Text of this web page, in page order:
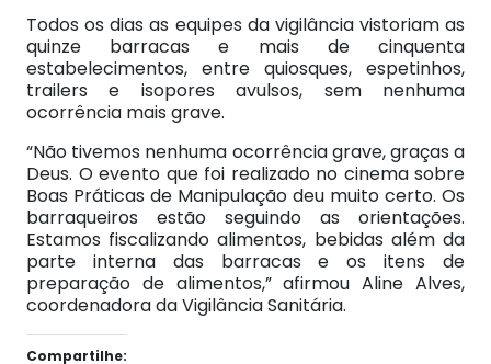
Todos os dias as equipes da vigilância vistoriam as
quinze barracas e mais de cinquenta
estabelecimentos, entre quiosques, espetinhos,
trailers e isopores avulsos, sem nenhuma
ocorrência mais grave.
“Não tivemos nenhuma ocorrência grave, graças a
Deus. O evento que foi realizado no cinema sobre
Boas Práticas de Manipulação deu muito certo. Os
barraqueiros estão seguindo as orientações.
Estamos fiscalizando alimentos, bebidas além da
parte interna das barracas e os itens de
preparação de alimentos,” afirmou Aline Alves,
coordenadora da Vigilância Sanitária.
Compartilhe: